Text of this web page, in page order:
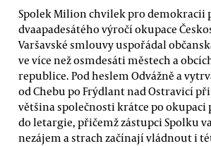
Spolek Milion chvilek pro
dvaapadesátého výročí okupace
Varšavské smlouvy uspořádal
ve více než osmdesáti městech a
republice. Pod heslem Odvážně a
od Chebu po Frýdlant nad Ostravicí
většina společnosti krátce po okupaci
do letargie, přičemž zástupci Spolku
nezájem a strach začínají vládnout i